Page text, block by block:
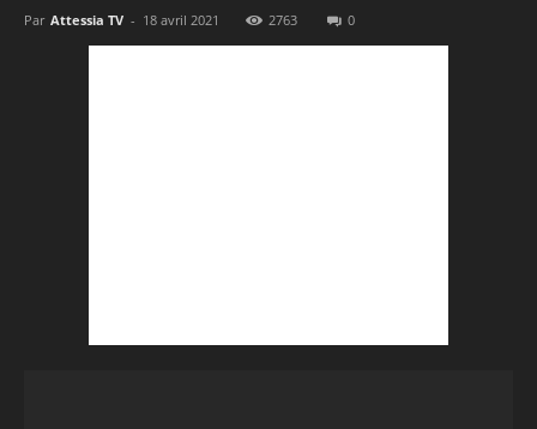
Par Attessia TV - 18 avril 2021 2763 0